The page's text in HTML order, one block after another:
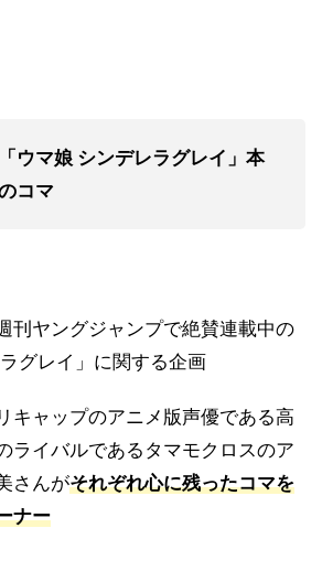
ウマ娘 シンデレラグレイ」本
コマ
刊ヤングジャンプで絶賛連載中の
グレイ」に関する企画
キャップのアニメ版声優である高
ライバルであるタマモクロスのア
さんがそれぞれ心に残ったコマを
ナー